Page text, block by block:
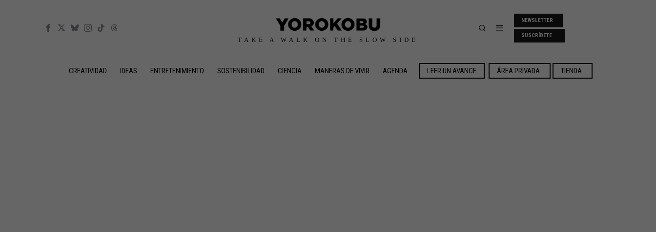
TAKE A WALK ON THE SLOW SIDE
NEWSLETTER
SUSCRÍBETE
CREATIVIDAD IDEAS ENTRETENIMIENTO SOSTENIBILIDAD CIENCIA MANERAS DE VIVIR AGENDA LEER UN AVANCE ÁREA PRIVADA TIENDA